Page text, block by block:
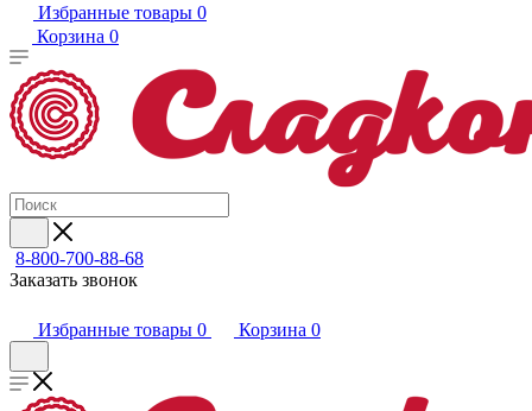
Избранные товары 0
Корзина 0
8-800-700-88-68
Заказать звонок
Избранные товары 0 Корзина 0